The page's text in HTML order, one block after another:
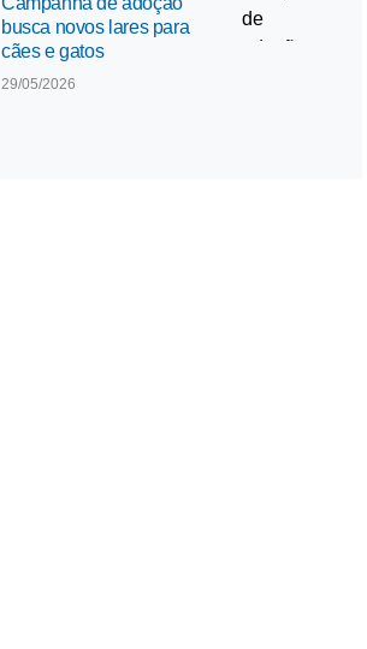
busca novos lares para
cães e gatos
29/05/2026